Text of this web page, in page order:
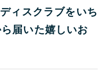
ィスクラブをいち
届いた嬉しいお